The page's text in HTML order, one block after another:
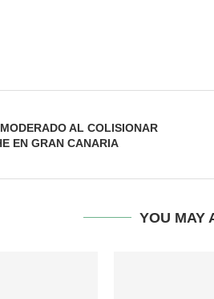
AL COLISIONAR
EN GRAN CANARIA
YOU MAY